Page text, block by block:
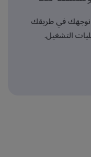
نوجهك في طريقك
التشغيل.